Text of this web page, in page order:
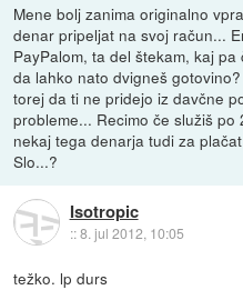
Mene bolj zanima originalno
denar pripeljat na svoj račun...
PayPalom, ta del štekam, kaj
da lahko nato dvigneš
torej da ti ne pridejo iz davčne
probleme... Recimo če služiš
nekaj tega denarja tudi za
Slo...?
Isotropic
::8. jul 2012, 10:05
težko. lp durs